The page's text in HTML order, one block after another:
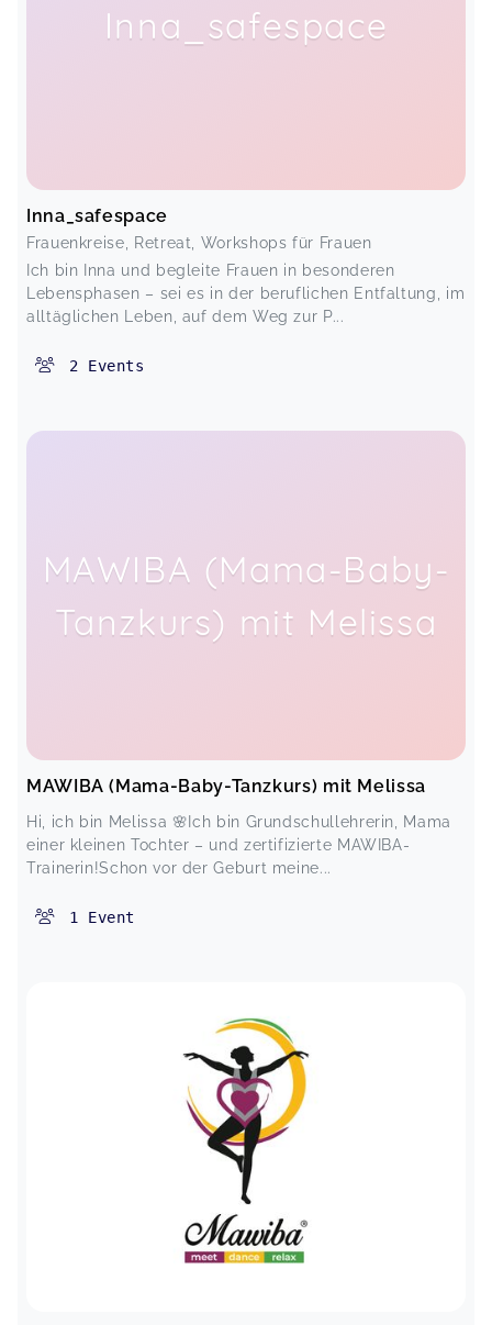
Inna_safespace
Inna_safespace
Frauenkreise, Retreat, Workshops für Frauen
Ich bin Inna und begleite Frauen in besonderen
Lebensphasen – sei es in der beruflichen Entfaltung, im
alltäglichen Leben, auf dem Weg zur P...
2 Events
MAWIBA (Mama-Baby-
Tanzkurs) mit Melissa
MAWIBA (Mama-Baby-Tanzkurs) mit Melissa
Hi, ich bin Melissa 🌸Ich bin Grundschullehrerin, Mama
einer kleinen Tochter – und zertifizierte MAWIBA-
Trainerin!Schon vor der Geburt meine...
1 Event